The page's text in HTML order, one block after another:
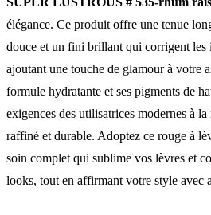
élégance. Ce produit offre une tenue
douce et un fini brillant qui corrigent les
ajoutant une touche de glamour à votre
formule hydratante et ses pigments de
exigences des utilisatrices modernes à
raffiné et durable. Adoptez ce rouge à
soin complet qui sublime vos lèvres et
looks, tout en affirmant votre style avec